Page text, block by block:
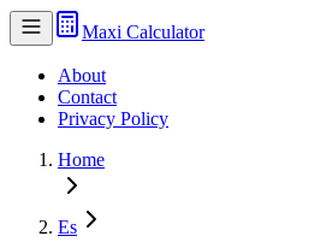
Maxi Calculator
About
Contact
Privacy Policy
Home
Es